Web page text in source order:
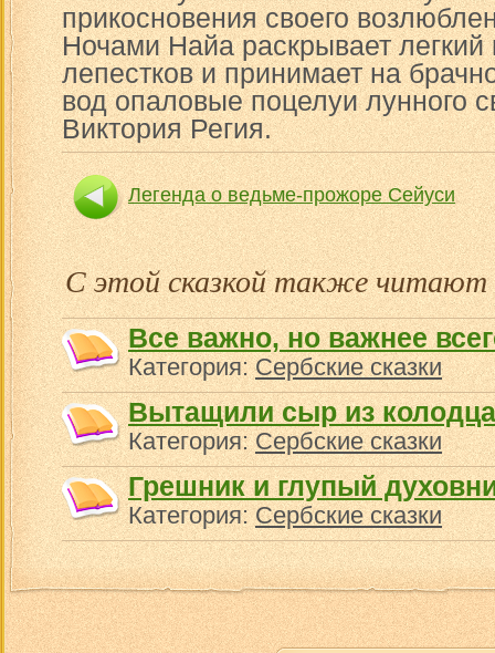
прикосновения своего
Ночами Найа раскрывает
лепестков и принимает на
вод опаловые поцелуи лунного
Виктория Регия.
Легенда о ведьме-прожоре Сейуси
С этой сказкой также читают
Все важно, но важнее
Категория:Сербские сказки
Вытащили сыр из колодца
Категория:Сербские сказки
Грешник и глупый
Категория:Сербские сказки